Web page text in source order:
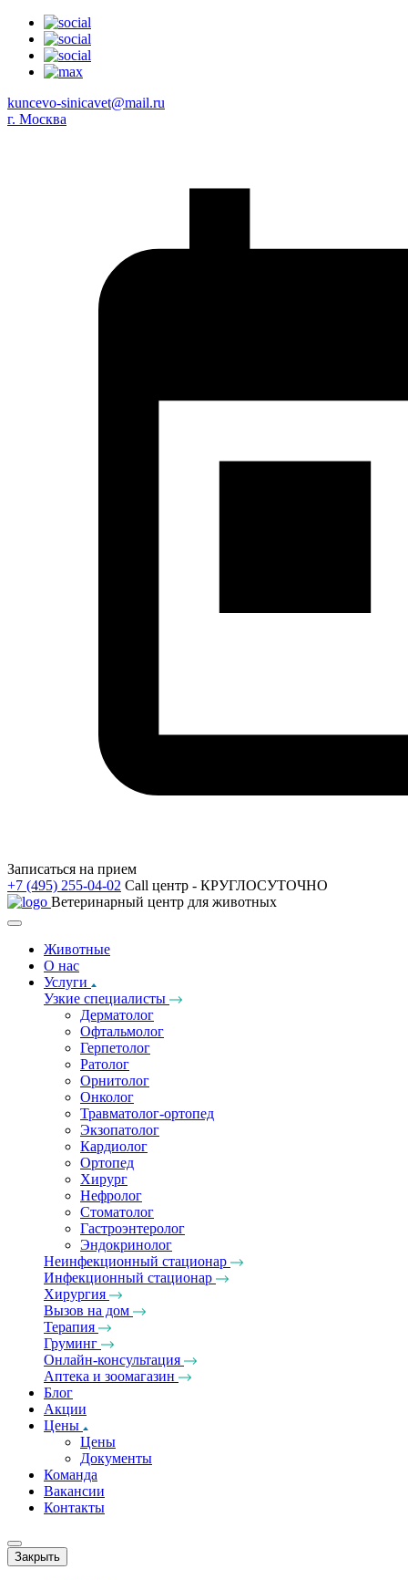
kuncevo-sinicavet@mail.ru
г. Москва
Записаться на прием
+7 (495) 255-04-02 Call центр - КРУГЛОСУТОЧНО
Ветеринарный центр для животных
Животные
О нас
Услуги
Узкие специалисты
Дерматолог
Офтальмолог
Герпетолог
Ратолог
Орнитолог
Онколог
Травматолог-ортопед
Экзопатолог
Кардиолог
Ортопед
Хирург
Нефролог
Стоматолог
Гастроэнтеролог
Эндокринолог
Неинфекционный стационар
Инфекционный стационар
Хирургия
Вызов на дом
Терапия
Груминг
Онлайн-консультация
Аптека и зоомагазин
Блог
Акции
Цены
Цены
Документы
Команда
Вакансии
Контакты
Закрыть